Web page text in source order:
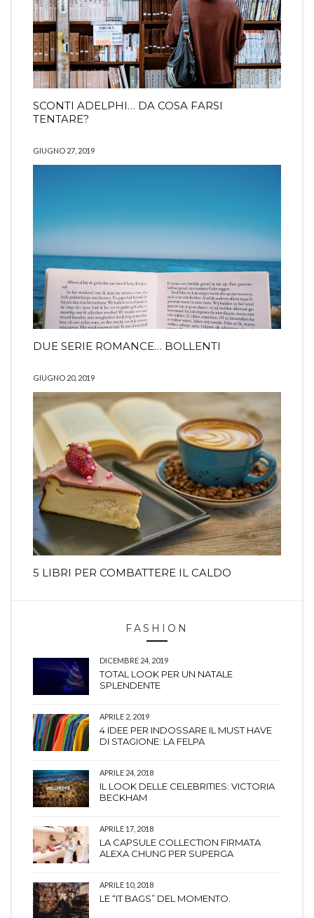
SCONTI ADELPHI… DA COSA FARSI
TENTARE?
GIUGNO 27, 2019
DUE SERIE ROMANCE… BOLLENTI
GIUGNO 20, 2019
5 LIBRI PER COMBATTERE IL CALDO
FASHION
DICEMBRE 24, 2019
TOTAL LOOK PER UN NATALE
SPLENDENTE
APRILE 2, 2019
4 IDEE PER INDOSSARE IL MUST HAVE
DI STAGIONE: LA FELPA
APRILE 24, 2018
IL LOOK DELLE CELEBRITIES: VICTORIA
BECKHAM
APRILE 17, 2018
LA CAPSULE COLLECTION FIRMATA
ALEXA CHUNG PER SUPERGA
APRILE 10, 2018
LE “IT BAGS” DEL MOMENTO.